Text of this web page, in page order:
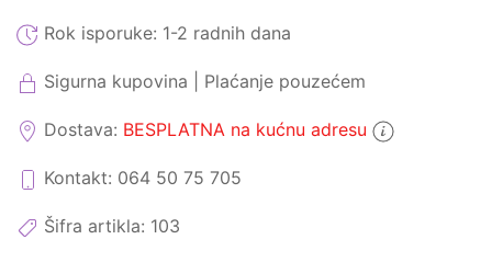
Rok isporuke: 1-2 radnih dana
Sigurna kupovina | Plaćanje pouzećem
Dostava: BESPLATNA na kućnu adresu
Kontakt: 064 50 75 705
Šifra artikla: 103